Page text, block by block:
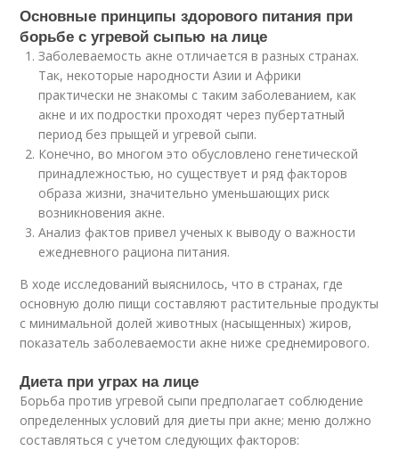
Основные принципы здорового питания при
борьбе с угревой сыпью на лице
Заболеваемость акне отличается в разных странах.
Так, некоторые народности Азии и Африки
практически не знакомы с таким заболеванием, как
акне и их подростки проходят через пубертатный
период без прыщей и угревой сыпи.
Конечно, во многом это обусловлено генетической
принадлежностью, но существует и ряд факторов
образа жизни, значительно уменьшающих риск
возникновения акне.
Анализ фактов привел ученых к выводу о важности
ежедневного рациона питания.
В ходе исследований выяснилось, что в странах, где
основную долю пищи составляют растительные продукты
с минимальной долей животных (насыщенных) жиров,
показатель заболеваемости акне ниже среднемирового.
Диета при уграх на лице
Борьба против угревой сыпи предполагает соблюдение
определенных условий для диеты при акне; меню должно
составляться с учетом следующих факторов: